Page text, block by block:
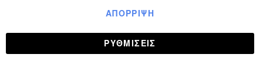
ΡΥΘΜΊΣΕΙΣ
ΑΠΌΡΡΙΨΗ